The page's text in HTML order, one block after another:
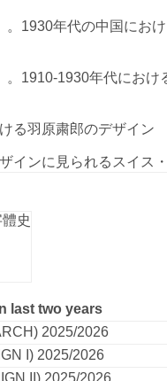
1930年代の中国にお
1910-1930年代にお
る羽原粛郎のデザイ
インに見られるスイス
史
last two years
2025/2026
I) 2025/2026
II) 2025/2026